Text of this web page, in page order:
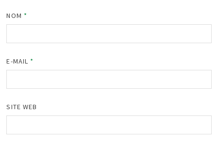
NOM *
E-MAIL *
SITE WEB